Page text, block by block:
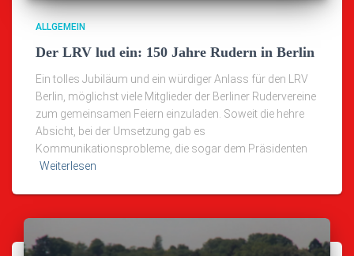
ALLGEMEIN
Der LRV lud ein: 150 Jahre Rudern in Berlin
Ein tolles Jubiläum und ein würdiger Anlass für den LRV
Berlin, möglichst viele Mitglieder der Berliner Rudervereine
zum gemeinsamen Feiern einzuladen. Soweit die hehre
Absicht, bei der Umsetzung gab es
Kommunikationsprobleme, die sogar dem Präsidenten
Weiterlesen